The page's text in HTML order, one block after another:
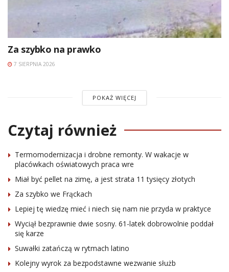
Za szybko na prawko
7 SIERPNIA 2026
POKAŻ WIĘCEJ
Czytaj również
Termomodernizacja i drobne remonty. W wakacje w
placówkach oświatowych praca wre
Miał być pellet na zimę, a jest strata 11 tysięcy złotych
Za szybko we Frąckach
Lepiej tę wiedzę mieć i niech się nam nie przyda w praktyce
Wyciął bezprawnie dwie sosny. 61-latek dobrowolnie poddał
się karze
Suwałki zatańczą w rytmach latino
Kolejny wyrok za bezpodstawne wezwanie służb